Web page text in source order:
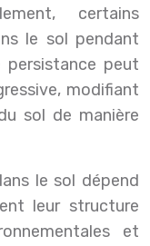
certains
le sol pendant
persistance peut
modifiant
sol de manière
le sol dépend
leur structure
et